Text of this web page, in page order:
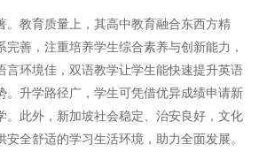
。教育质量上，其高中教育融合东西方精
完善，注重培养学生综合素养与创新能力，
言环境佳，双语教学让学生能快速提升英语
。升学路径广，学生可凭借优异成绩申请新
。此外，新加坡社会稳定、治安良好，文化
安全舒适的学习生活环境，助力全面发展。